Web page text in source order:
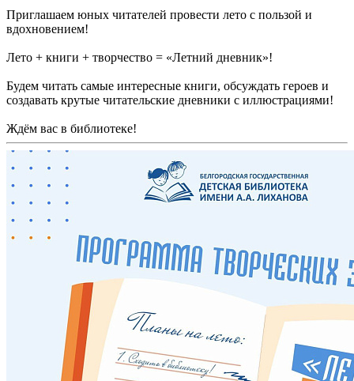
Приглашаем юных читателей провести лето с пользой и
вдохновением!
Лето + книги + творчество = «Летний дневник»!
Будем читать самые интересные книги, обсуждать героев и
создавать крутые читательские дневники с иллюстрациями!
Ждём вас в библиотеке!